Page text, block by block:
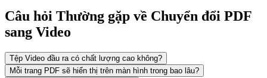
Câu hỏi Thường gặp về Chuyển đổi PDF
sang Video
Tệp Video đầu ra có chất lượng cao không?
Mỗi trang PDF sẽ hiển thị trên màn hình trong bao lâu?